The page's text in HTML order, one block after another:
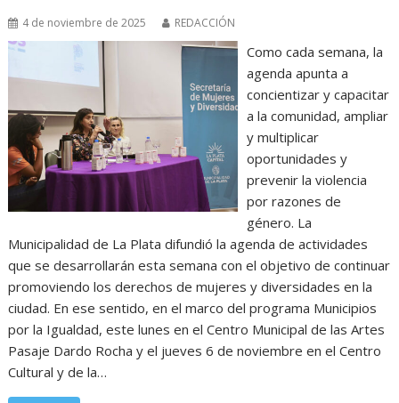
4 de noviembre de 2025 REDACCIÓN
Como cada semana, la
agenda apunta a
concientizar y capacitar
a la comunidad, ampliar
y multiplicar
oportunidades y
prevenir la violencia
por razones de
género. La
Municipalidad de La Plata difundió la agenda de actividades
que se desarrollarán esta semana con el objetivo de continuar
promoviendo los derechos de mujeres y diversidades en la
ciudad. En ese sentido, en el marco del programa Municipios
por la Igualdad, este lunes en el Centro Municipal de las Artes
Pasaje Dardo Rocha y el jueves 6 de noviembre en el Centro
Cultural y de la…